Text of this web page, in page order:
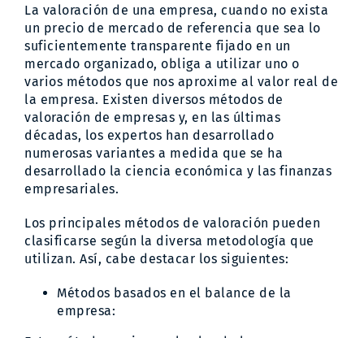
La valoración de una empresa, cuando no exista
un precio de mercado de referencia que sea lo
suficientemente transparente fijado en un
mercado organizado, obliga a utilizar uno o
varios métodos que nos aproxime al valor real de
la empresa. Existen diversos métodos de
valoración de empresas y, en las últimas
décadas, los expertos han desarrollado
numerosas variantes a medida que se ha
desarrollado la ciencia económica y las finanzas
empresariales.
Los principales métodos de valoración pueden
clasificarse según la diversa metodología que
utilizan. Así, cabe destacar los siguientes:
Métodos basados en el balance de la
empresa: